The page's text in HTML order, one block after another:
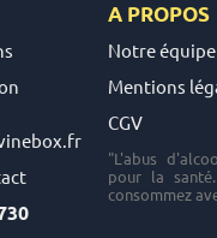
Saint-Jean
A PROPOS
Notre équipe
Mentions
CGV
"L'abus
pour la
consommez